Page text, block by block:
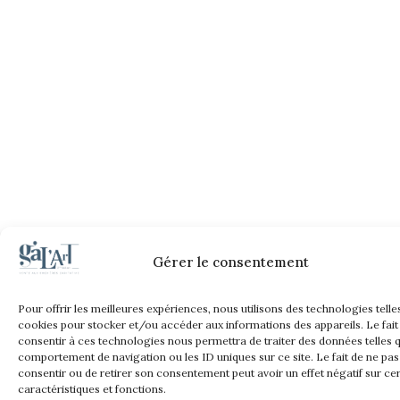
Gérer le consentement
Pour offrir les meilleures expériences, nous utilisons des technologies
cookies pour stocker et/ou accéder aux informations des appareils. Le fait
consentir à ces technologies nous permettra de traiter des données telles
comportement de navigation ou les ID uniques sur ce site. Le fait de ne pas
consentir ou de retirer son consentement peut avoir un effet négatif sur
caractéristiques et fonctions.